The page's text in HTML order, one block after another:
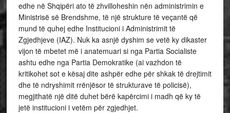
edhe në Shqipëri ato të zhvilloheshin nën administrimin e
Ministrisë së Brendshme, të një strukture të veçantë që
mund të quhej edhe Institucioni i Administrimit të
Zgjedhjeve (IAZ). Nuk ka asnjë dyshim se vetë ky dikaster
vijon të mbetet më i anatemuari si nga Partia Socialiste
ashtu edhe nga Partia Demokratike (ai vazhdon të
kritikohet sot e kësaj dite ashpër edhe për shkak të drejtimit
dhe të ndryshimit rrënjësor të strukturave të policisë),
megjithatë një ditë duhet bërë kapërcimi i madh që ky të
jetë institucioni i vetëm për zgjedhjet.